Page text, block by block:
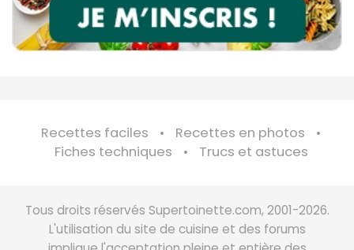
Recettes faciles
Recettes en photos
Fiches techniques
Trucs et astuces
Tous droits réservés Supertoinette.com, 2001-2026.
L'utilisation du site de cuisine et des forums